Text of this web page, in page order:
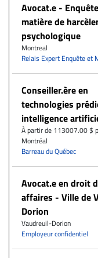
Avocat.e -
matière de
psychologique
Montreal
Relais Expert Enquête et
Conseiller.ère en
technologies
intelligence
À partir de 113007.00 $
Montréal
Barreau du Québec
Avocat.e en droit
affaires - Ville de
Dorion
Vaudreuil-Dorion
Employeur confidentiel